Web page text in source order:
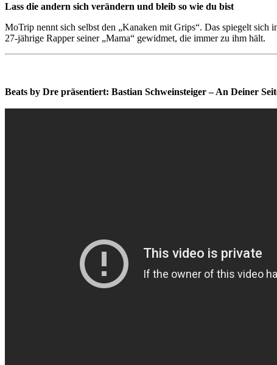
Lass die andern sich verändern und bleib so wie du bist
MoTrip nennt sich selbst den „Kanaken mit Grips“. Das spiegelt sich
27-jährige Rapper seiner „Mama“ gewidmet, die immer zu ihm hält.
Beats by Dre präsentiert: Bastian Schweinsteiger – An Deiner